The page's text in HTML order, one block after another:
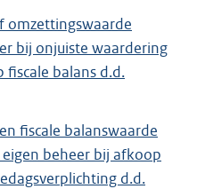
bij onjuiste waardering
balans d.d.
fiscale balanswaarde
beheer bij afkoop
d.d.